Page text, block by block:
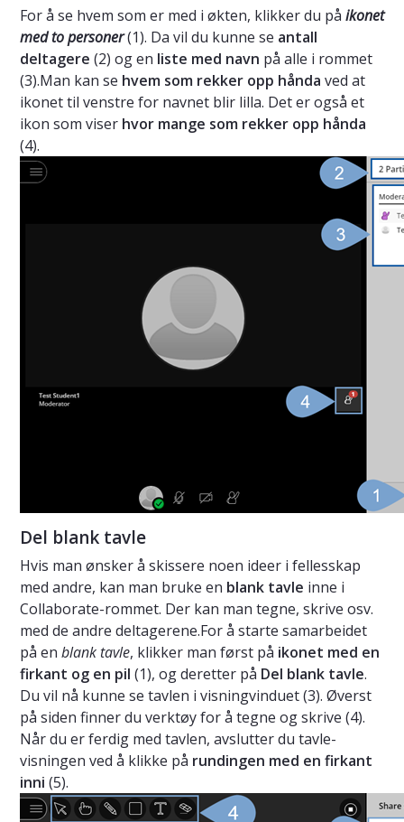
For å se hvem som er med i økten, klikker du på ikonet
med to personer(1). Da vil du kunne se antall
deltagere (2) og en liste med navn på alle i rommet
(3).Man kan se hvem som rekker opp hånda ved at
ikonet til venstre for navnet blir lilla. Det er også et
ikon som viser hvor mange som rekker opp hånda
(4).
Del blank tavle
Hvis man ønsker å skissere noen ideer i fellesskap
med andre, kan man bruke en blank tavle inne i
Collaborate-rommet. Der kan man tegne, skrive osv.
med de andre deltagerene.For å starte samarbeidet
på en blank tavle, klikker man først på ikonet med en
firkant og en pil (1), og deretter på Del blank tavle.
Du vil nå kunne se tavlen i visningvinduet (3). Øverst
på siden finner du verktøy for å tegne og skrive (4).
Når du er ferdig med tavlen, avslutter du tavle-
visningen ved å klikke på rundingen med en firkant
inni (5).